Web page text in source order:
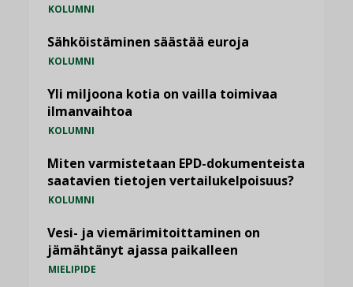
KOLUMNI
Sähköistäminen säästää euroja
KOLUMNI
Yli miljoona kotia on vailla toimivaa
ilmanvaihtoa
KOLUMNI
Miten varmistetaan EPD-dokumenteista
saatavien tietojen vertailukelpoisuus?
KOLUMNI
Vesi- ja viemärimitoittaminen on
jämähtänyt ajassa paikalleen
MIELIPIDE